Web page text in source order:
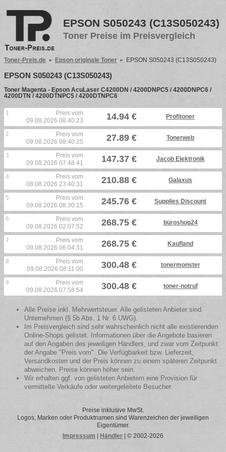
EPSON S050243 (C13S050243)
Toner Preise im Preisvergleich
Toner-Preis.de Epson originale Toner EPSON S050243 (C13S050243)
EPSON S050243 (C13S050243)
Toner Magenta - Epson AcuLaser C4200DN / 4200DNPC5 / 4200DNPC6 /
4200DTN / 4200DTNPC5 / 4200DTNPC6
1
Preis vom
09.08.2026 08:40:23
14.94 € Profitoner
2
Preis vom
09.08.2026 08:40:25
27.89 € Tonerweb
3
Preis vom
09.08.2026 07:48:41
147.37 € Jacob Elektronik
4
Preis vom
08.08.2026 23:40:31
210.88 € Galaxus
5
Preis vom
09.08.2026 08:30:15
245.76 € Supplies Discount
6
Preis vom
09.08.2026 02:07:52
268.75 € büroshop24
7
Preis vom
09.08.2026 06:04:31
268.75 € Kaufland
8
Preis vom
09.08.2026 08:11:00
300.48 € tonermonster
9
Preis vom
09.08.2026 07:58:54
300.48 € toner-notruf
Alle Preise inkl. Mehrwertsteuer. Alle gelisteten Anbieter sind
Unternehmen (§ 5b Abs. 1 Nr. 6 UWG).
Im Preisvergleich sind sehr wahrscheinlich nicht alle existierenden
Online-Shops gelistet. Informationen über die Angebote basieren
auf den Angaben des jeweiligen Händlers, und zwar vom Zeitpunkt
der Angabe "Preis vom". Die Verfügbarkeit bzw. Lieferzeit,
Versandkosten und der Preis können zu einem späteren Zeitpunkt
abweichen. Preise können höher sein.
Wir erhalten ggf. von gelisteten Anbietern eine Provision für
vermittelte Verkäufe oder weitergeleitete Besucher.
Preise inklusive MwSt.
Logos, Marken oder Produktnamen sind Warenzeichen der jeweiligen
Eigentümer.
Impressum
Händler | © 2002-2026